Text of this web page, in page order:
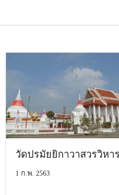
วัดปรมัยยิกาวาสวรวิหาร
1 ก.พ. 2563